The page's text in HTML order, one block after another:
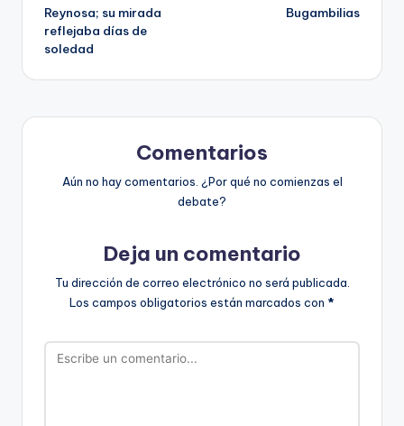
Reynosa; su mirada
reflejaba días de
soledad
Bugambilias
Comentarios
Aún no hay comentarios. ¿Por qué no comienzas el
debate?
Deja un comentario
Tu dirección de correo electrónico no será publicada.
Los campos obligatorios están marcados con *